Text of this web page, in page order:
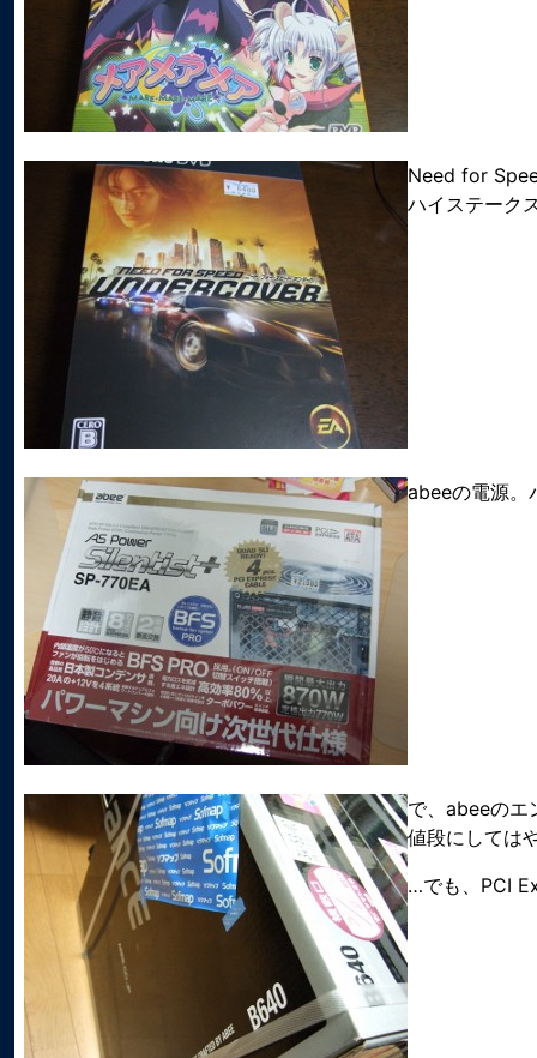
Need for
ハイステーク
abeeの電源。
で、abeeのエ
値段にしては
…でも、PCI